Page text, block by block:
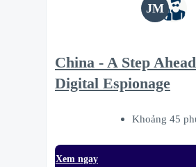
JM
China - A Step
Digital Espionage
Khoảng 45
Xem ngay